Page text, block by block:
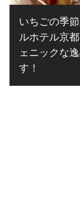
いちごの季
ルホテル京
ェニックな
す！